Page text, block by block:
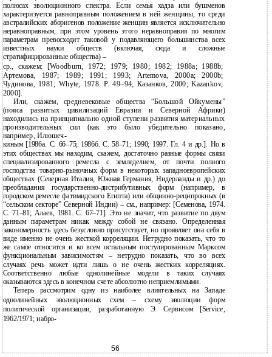
полюсах эволюционного спектра. Если семья хадза или бушменов
характеризуется равноправным положением в ней женщины, то среди
австралийских аборигенов положение женщин является исключительно
неравноправным, при этом уровень этого неравноправия по многим
параметрам превосходит таковой у подавляющего большинства всех
известных науки обществ (включая, сюда и сложные
стратифицированные общества) –
ср., скажем: [Woodburn, 1972; 1979; 1980; 1982; 1988a; 1988b;
Артемова, 1987; 1989; 1991; 1993; Artemova, 2000a; 2000b;
Чудинова, 1981; Whyte, 1978. P. 49–94; Казанков, 2000; Kazankov,
2000].
Или, скажем, средневековые общества “Большой Ойкумены”
(пояса развитых цивилизаций Евразии и Северной Африки)
находились на принципиально одной ступени развития материальных
производительных сил (как это было убедительно показано,
например, Илюшеч-
киным [1986а. С. 66–75; 1986б. С. 58–71; 1990; 1997. Гл. 4 и др.]. Но в
этих обществах мы находим, скажем, достаточно разные формы связи
специализированного ремесла с земледелием, от почти полного
господства товарно-рыночных форм в некоторых западноевропейских
обществах (Северная Италия, Южная Германия, Нидерланды и др.) до
преобладания государственно-дистрибутивных форм (например, в
городском ремесле фатимидского Египта) или общинно-реципрокных (в
“сельском секторе” Северной Индии) – см., например: [Семенова, 1974.
С. 71–81; Алаев, 1981. С. 67–71]. Это не значит, что развитие по двум
данным параметрам никак между собой не связано. Определенная
закономерность здесь безусловно присутствует, но проявляет она себя в
виде именно не очень жесткой корреляции. Нетрудно показать, что то
же самое относится и ко всем остальным постулированным Марксом
функциональным зависимостям – нетрудно показать, что во всех
случаях речь может идти лишь о не очень жестких корреляциях.
Соответственно любые однолинейные модели в таких случаях
оказываются здесь в конечном счете абсолютно неприемлимыми.
Теперь рассмотрим одну из наиболее влиятельных на Западе
однолинейных эволюционных схем – схему эволюции форм
политической организации, разработанную Э. Сервисом [Service,
1962/1971; набро-
56